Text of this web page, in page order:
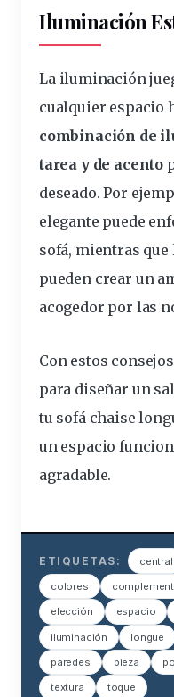
Iluminación
La iluminación
cualquier espacio
combinación de
tarea y de acento
deseado. Por
elegante puede
sofá, mientras que
pueden crear un
acogedor por las
Con estos
para diseñar un
tu sofá chaise
un espacio
agradable.
ETIQUETAS: central
colores
elección espacio
iluminación longue
paredes pieza
textura toque